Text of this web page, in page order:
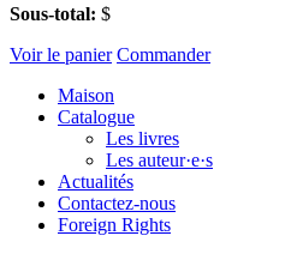
Sous-total: $
Voir le panier Commander
Maison
Catalogue
Les livres
Les auteur·e·s
Actualités
Contactez-nous
Foreign Rights